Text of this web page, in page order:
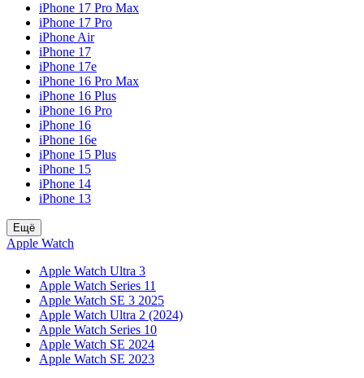
iPhone 17 Pro Max
iPhone 17 Pro
iPhone Air
iPhone 17
iPhone 17e
iPhone 16 Pro Max
iPhone 16 Plus
iPhone 16 Pro
iPhone 16
iPhone 16e
iPhone 15 Plus
iPhone 15
iPhone 14
iPhone 13
Ещё
Apple Watch
Apple Watch Ultra 3
Apple Watch Series 11
Apple Watch SE 3 2025
Apple Watch Ultra 2 (2024)
Apple Watch Series 10
Apple Watch SE 2024
Apple Watch SE 2023